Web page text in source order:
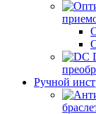
Ручной